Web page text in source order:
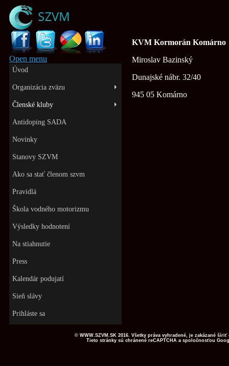
KVM Kormorán Komárno
Miroslav Bazinský
Dunajské nábr. 32/40
945 05 Komárno
Open menu
Úvod
Organizácia zväzu
Členské kluby
Antidoping SADA
Novinky
Stanovy SZVM
Ako sa stať členom szvm
Pravidlá
Škola vodného motorizmu
Výsledky hodnotení
Na stiahnutie
Press
Kalendár podujatí
Sieň slávy
Prihláste sa
© WWW.SZVM.SK 2016. Všetky práva vyhradené, je zakázané
Tieto stránky sú chránené reCAPTCHA a spoločnosťou